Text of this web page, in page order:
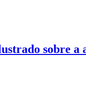
sobre a